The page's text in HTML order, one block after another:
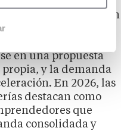
en España vive un
dinamismo. La
un producto de fast
en una propuesta
y la demanda
En 2026, las
destacan como
que
consolidada y